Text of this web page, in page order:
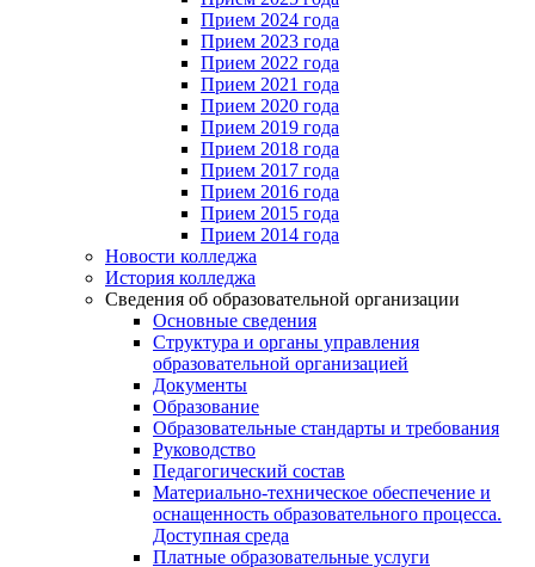
Прием 2024 года
Прием 2023 года
Прием 2022 года
Прием 2021 года
Прием 2020 года
Прием 2019 года
Прием 2018 года
Прием 2017 года
Прием 2016 года
Прием 2015 года
Прием 2014 года
Новости колледжа
История колледжа
Сведения об образовательной организации
Основные сведения
Структура и органы управления
образовательной организацией
Документы
Образование
Образовательные стандарты и требования
Руководство
Педагогический состав
Материально-техническое обеспечение и
оснащенность образовательного процесса.
Доступная среда
Платные образовательные услуги